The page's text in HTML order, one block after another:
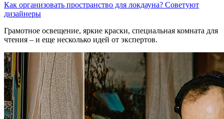
Как организовать пространство для локдауна? Советуют
дизайнеры
Грамотное освещение, яркие краски, специальная комната для
чтения – и еще несколько идей от экспертов.